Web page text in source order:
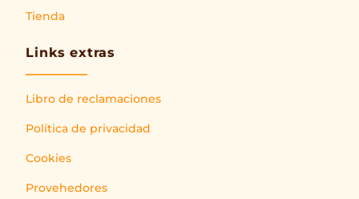
Tienda
Links extras
Libro de reclamaciones
Política de privacidad
Cookies
Provehedores